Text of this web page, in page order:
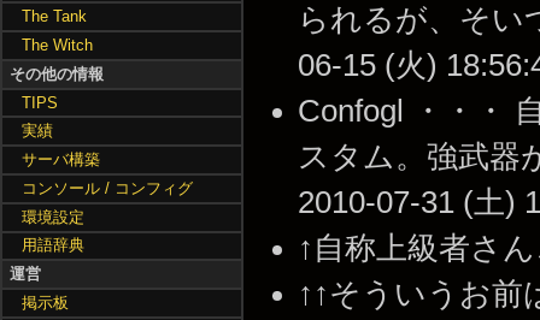
られるが、そい
06-15 (火)
Confogl ・・・
スタム。強武器
2010-07-31 (土)
↑自称上級者さ
↑↑そういうお前
The Tank
The Witch
その他の情報
TIPS
実績
サーバ構築
コンソール / コンフィグ
環境設定
用語辞典
運営
掲示板